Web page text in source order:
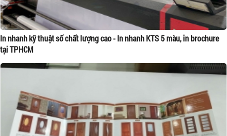
In nhanh kỹ thuật số chất lượng cao - In nhanh KTS 5 màu, in brochure
tại TPHCM